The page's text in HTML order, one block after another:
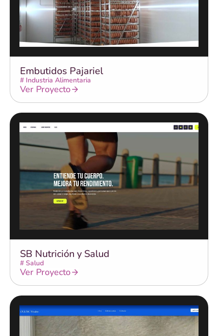
Embutidos Pajariel
# Industria Alimentaria
Ver Proyecto
SB Nutrición y Salud
# Salud
Ver Proyecto